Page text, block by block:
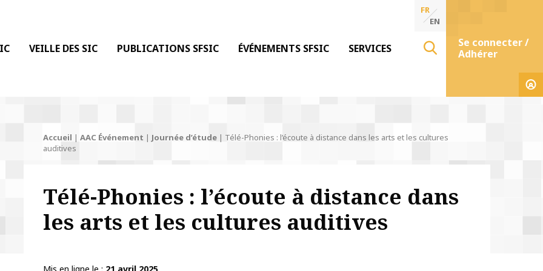
LA COMMUNICATION
VEILLE DES SIC PUBLICATIONS SFSIC ÉVÉNEMENTS SFSIC SERVICES
FR
EN
Se connecter /
Adhérer
Accueil | AAC Événement | Journée d’étude| Télé-Phonies : l’écoute à distance dans les arts et les cultures
auditives
Télé-Phonies : l’écoute à distance dans
les arts et les cultures auditives